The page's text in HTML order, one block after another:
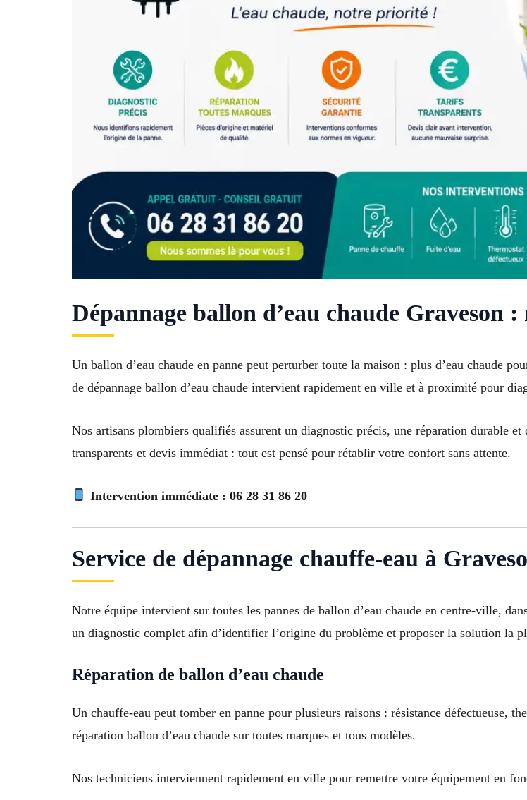
Dépannage ballon d’eau chaude Graveson
Un ballon d’eau chaude en panne peut perturber toute la maison : plus d’eau chaude
de dépannage ballon d’eau chaude intervient rapidement en ville et à proximité pour
Nos artisans plombiers qualifiés assurent un diagnostic précis, une réparation durable
transparents et devis immédiat : tout est pensé pour rétablir votre confort sans attente.
Intervention immédiate : 06 28 31 86 20
Service de dépannage chauffe-eau à
Notre équipe intervient sur toutes les pannes de ballon d’eau chaude en centre-ville,
un diagnostic complet afin d’identifier l’origine du problème et proposer la solution la
Réparation de ballon d’eau chaude
Un chauffe-eau peut tomber en panne pour plusieurs raisons : résistance défectueuse,
réparation ballon d’eau chaude sur toutes marques et tous modèles.
Nos techniciens interviennent rapidement en ville pour remettre votre équipement en